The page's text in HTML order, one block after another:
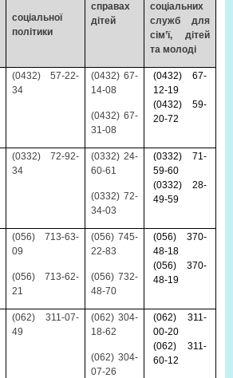
соціальної
політики
справах
дітей
соціальних
служб для
сім’ї, дітей
та молоді
(0432) 57-22-
34
(0432) 67-
14-08
(0432) 67-
31-08
(0432) 67-
12-19
(0432) 59-
20-72
(0332) 72-92-
34
(0332) 24-
60-61
(0332) 72-
34-03
(0332) 71-
59-60
(0332) 28-
49-59
(056) 713-63-
09
(056) 713-62-
21
(056) 745-
22-83
(056) 732-
48-70
(056) 370-
48-18
(056) 370-
48-19
(062) 311-07-
49
(062) 304-
18-62
(062) 304-
07-26
(062) 311-
00-20
(062) 311-
60-12